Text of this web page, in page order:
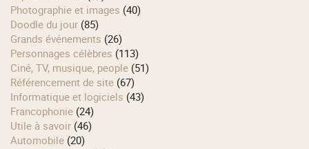
Photographie et images (40)
Doodle du jour (85)
Grands événements (26)
Personnages célèbres (113)
Ciné, TV, musique, people (51)
Référencement de site (67)
Informatique et logiciels (43)
Francophonie (24)
Utile à savoir (46)
Automobile (20)